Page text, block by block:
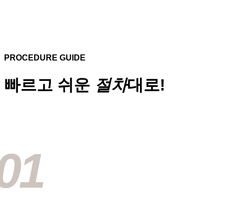
PROCEDURE GUIDE
빠르고 쉬운 절차대로!